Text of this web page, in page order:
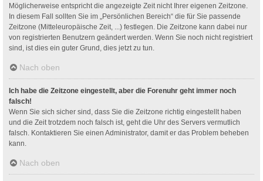
Möglicherweise entspricht die angezeigte Zeit nicht Ihrer eigenen Zeitzone.
In diesem Fall sollten Sie im „Persönlichen Bereich“ die für Sie passende
Zeitzone (Mitteleuropäische Zeit, ...) festlegen. Die Zeitzone kann dabei nur
von registrierten Benutzern geändert werden. Wenn Sie noch nicht registriert
sind, ist dies ein guter Grund, dies jetzt zu tun.
Nach oben
Ich habe die Zeitzone eingestellt, aber die Forenuhr geht immer noch
falsch!
Wenn Sie sich sicher sind, dass Sie die Zeitzone richtig eingestellt haben
und die Zeit trotzdem noch falsch ist, geht die Uhr des Servers vermutlich
falsch. Kontaktieren Sie einen Administrator, damit er das Problem beheben
kann.
Nach oben